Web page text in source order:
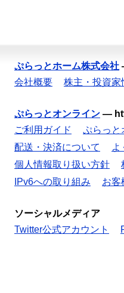
ぷらっとホーム株式会社
会社概要
株主・投資家
ぷらっとオンライン —
ご利用ガイド
ぷらっと
配送・決済について
よ
個人情報取り扱い方針
IPv6への取り組み
お客
ソーシャルメディア
Twitter公式アカウント